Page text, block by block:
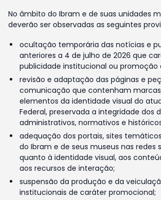
No âmbito do Ibram e de suas unidades
deverão ser observadas as seguintes
ocultação temporária das notícias e
anteriores a 4 de julho de 2026 que
publicidade institucional ou promoção
revisão e adaptação das páginas e
comunicação que contenham
elementos da identidade visual do
Federal, preservada a integridade dos
administrativos, normativos e
adequação dos portais, sites
do Ibram e de seus museus nas redes
quanto à identidade visual, aos
aos recursos de interação;
suspensão da produção e da
institucionais de caráter promocional;